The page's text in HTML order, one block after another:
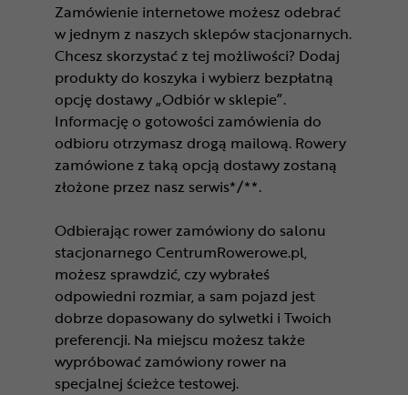
Zamówienie internetowe możesz odebrać
w jednym z naszych sklepów stacjonarnych.
Chcesz skorzystać z tej możliwości? Dodaj
produkty do koszyka i wybierz bezpłatną
opcję dostawy „Odbiór w sklepie”.
Informację o gotowości zamówienia do
odbioru otrzymasz drogą mailową. Rowery
zamówione z taką opcją dostawy zostaną
złożone przez nasz serwis*/**.
Odbierając rower zamówiony do salonu
stacjonarnego CentrumRowerowe.pl,
możesz sprawdzić, czy wybrałeś
odpowiedni rozmiar, a sam pojazd jest
dobrze dopasowany do sylwetki i Twoich
preferencji. Na miejscu możesz także
wypróbować zamówiony rower na
specjalnej ścieżce testowej.